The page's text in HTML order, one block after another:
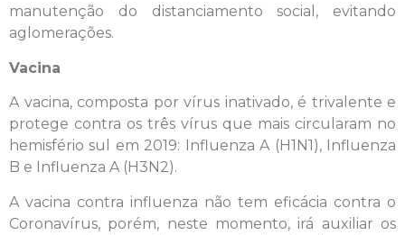
manutenção do distanciamento social, evitando
aglomerações.
Vacina
A vacina, composta por vírus inativado, é trivalente e
protege contra os três vírus que mais circularam no
hemisfério sul em 2019: Influenza A (H1N1), Influenza
B e Influenza A (H3N2).
A vacina contra influenza não tem eficácia contra o
Coronavírus, porém, neste momento, irá auxiliar os